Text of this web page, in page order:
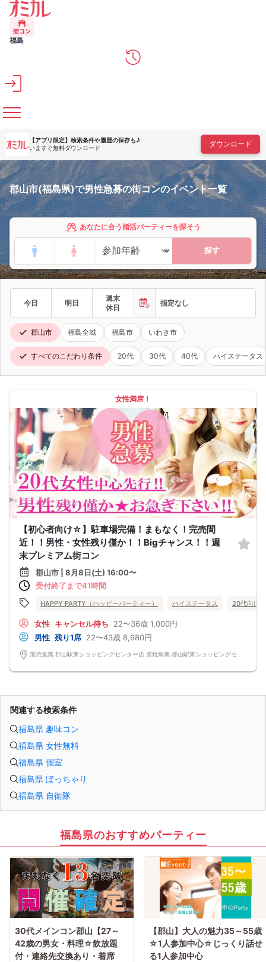
メインコンテンツへスキップ
福島
【アプリ限定】 検索条件や履歴の保存も♪
いますぐ無料ダウンロード
ダウンロード
郡山市(福島県)で男性急募の街コンのイベント一覧
あなたに合う婚活パーティーを探そう
探す
今日 明日
週末
休日
指定なし
郡山市 福島全域 福島市 いわき市
すべてのこだわり条件 20代 30代 40代 ハイステータス
女性満席！
【初心者向け☆】駐車場完備！まもなく！完売間
近！！男性・女性残り僅か！！Bigチャンス！！週
末プレミアム街コン
郡山市 | 8月8日(土) 16:00〜
受付終了まで41時間
HAPPY PARTY（ハッピーパーティー） ハイステータス 20代向け
女性 キャンセル待ち 22〜36歳 1,000円
男性 残り1席 22〜43歳 8,980円
関連する検索条件
福島県 趣味コン
福島県 女性無料
福島県 個室
福島県 ぽっちゃり
福島県 自衛隊
福島県のおすすめパーティー
30代メインコン郡山【27～
42歳の男女・料理☆飲放題
付・連絡先交換あり・着席
【郡山】大人の魅力35～55歳
☆1人参加中心☆じっくり話せ
る1人参加中心